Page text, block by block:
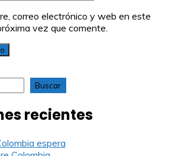
correo electrónico y web en este
vez que comente.
Buscar
recientes
espera